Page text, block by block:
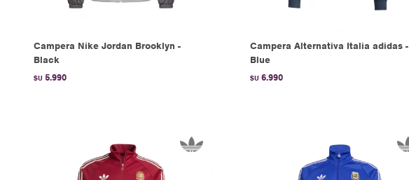
Campera Nike Jordan Brooklyn -
Black
$U 5.990
Campera Alternativa Italia adidas -
Blue
$U 6.990